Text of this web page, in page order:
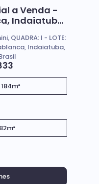
a Venda -
Indaiatuba
QUADRA: I - LOTE:
Indaiatuba,